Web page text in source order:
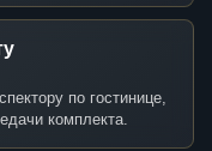
по гостинице,
комплекта.